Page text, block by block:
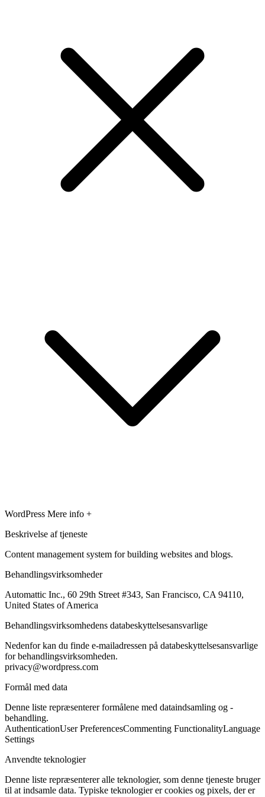
WordPress Mere info +
Beskrivelse af tjeneste
Content management system for building websites and blogs.
Behandlingsvirksomheder
Automattic Inc., 60 29th Street #343, San Francisco, CA 94110,
United States of America
Behandlingsvirksomhedens databeskyttelsesansvarlige
Nedenfor kan du finde e-mailadressen på databeskyttelsesansvarlige
for behandlingsvirksomheden.
privacy@wordpress.com
Formål med data
Denne liste repræsenterer formålene med dataindsamling og -
behandling.
AuthenticationUser PreferencesCommenting FunctionalityLanguage
Settings
Anvendte teknologier
Denne liste repræsenterer alle teknologier, som denne tjeneste bruger
til at indsamle data. Typiske teknologier er cookies og pixels, der er